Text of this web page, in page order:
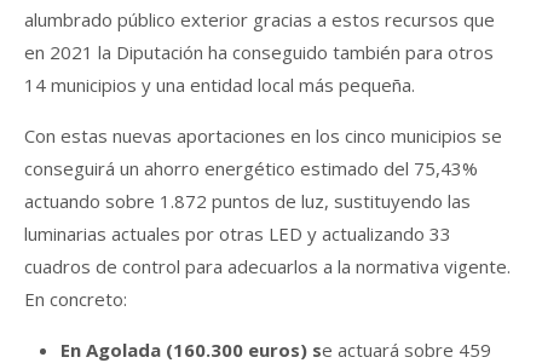
alumbrado público exterior gracias a estos recursos que
en 2021 la Diputación ha conseguido también para otros
14 municipios y una entidad local más pequeña.
Con estas nuevas aportaciones en los cinco municipios se
conseguirá un ahorro energético estimado del 75,43%
actuando sobre 1.872 puntos de luz, sustituyendo las
luminarias actuales por otras LED y actualizando 33
cuadros de control para adecuarlos a la normativa vigente.
En concreto:
En Agolada (160.300 euros) se actuará sobre 459